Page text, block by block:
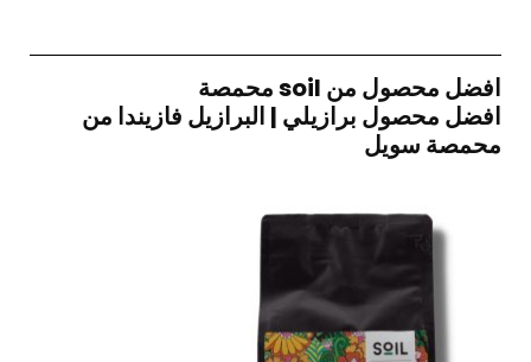
افضل محصول من soil محمصة
افضل محصول برازيلي | البرازيل فازيندا من
محمصة سويل